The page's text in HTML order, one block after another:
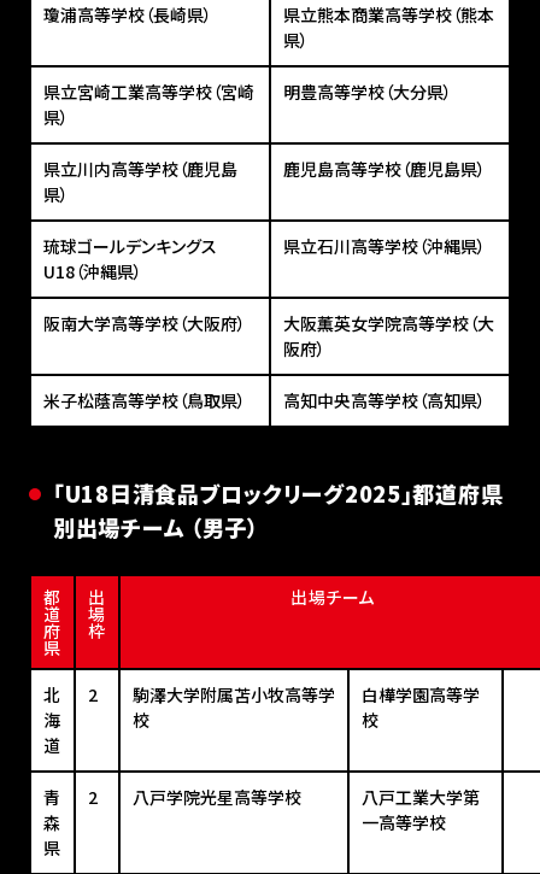
瓊浦高等学校（長崎県）
県立熊本商業高等学校（熊本
県）
県立宮崎工業高等学校（宮崎
県）
明豊高等学校（大分県）
県立川内高等学校（鹿児島
県）
鹿児島高等学校（鹿児島県）
琉球ゴールデンキングス
U18（沖縄県）
県立石川高等学校（沖縄県）
阪南大学高等学校（大阪府）
大阪薫英女学院高等学校（大
阪府）
米子松蔭高等学校（鳥取県） 高知中央高等学校（高知県）
「U18日清食品ブロックリーグ2025」都道府県
別出場チーム （男子）
都
道
府
県
出
場
枠
出場チーム
北
海
道
2
駒澤大学附属苫小牧高等学
校
白樺学園高等学
校
青
森
県
2 八戸学院光星高等学校
八戸工業大学第
一高等学校